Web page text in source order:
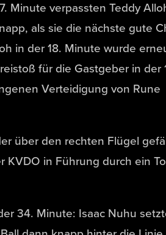
Minute verpassten Teddy
als sie die nächste gute
in der 18. Minute wurde
für die Gastgeber in der
Verteidigung von Rune
über den rechten Flügel
in Führung durch ein
34. Minute: Isaac Nuhu